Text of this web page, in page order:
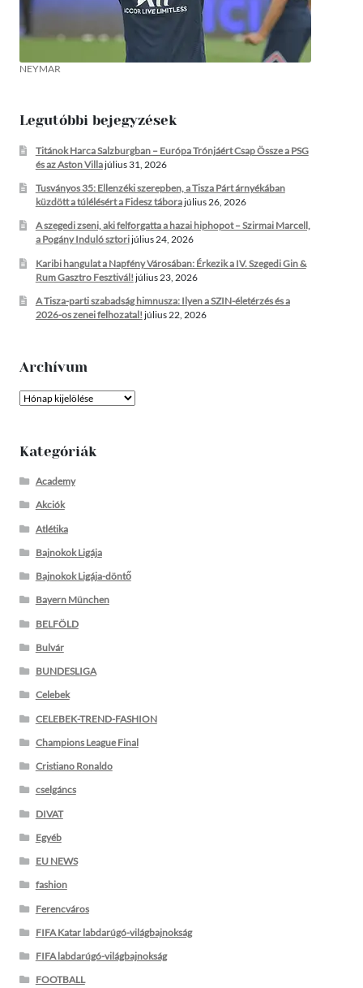
NEYMAR
Legutóbbi bejegyzések
Titánok Harca Salzburgban – Európa Trónjáért Csap Össze a PSG
és az Aston Villajúlius 31, 2026
Tusványos 35: Ellenzéki szerepben, a Tisza Párt árnyékában
küzdött a túlélésért a Fidesz táborajúlius 26, 2026
A szegedi zseni, aki felforgatta a hazai hiphopot – Szirmai Marcell,
a Pogány Induló sztorijúlius 24, 2026
Karibi hangulat a Napfény Városában: Érkezik a IV. Szegedi Gin &
Rum Gasztro Fesztivál! július 23, 2026
A Tisza-parti szabadság himnusza: Ilyen a SZIN-életérzés és a
2026-os zenei felhozatal! július 22, 2026
Archívum
Archívum
Kategóriák
Academy
Akciók
Atlétika
Bajnokok Ligája
Bajnokok Ligája-döntő
Bayern München
BELFÖLD
Bulvár
BUNDESLIGA
Celebek
CELEBEK-TREND-FASHION
Champions League Final
Cristiano Ronaldo
cselgáncs
DIVAT
Egyéb
EU NEWS
fashion
Ferencváros
FIFA Katar labdarúgó-világbajnokság
FIFA labdarúgó-világbajnokság
FOOTBALL